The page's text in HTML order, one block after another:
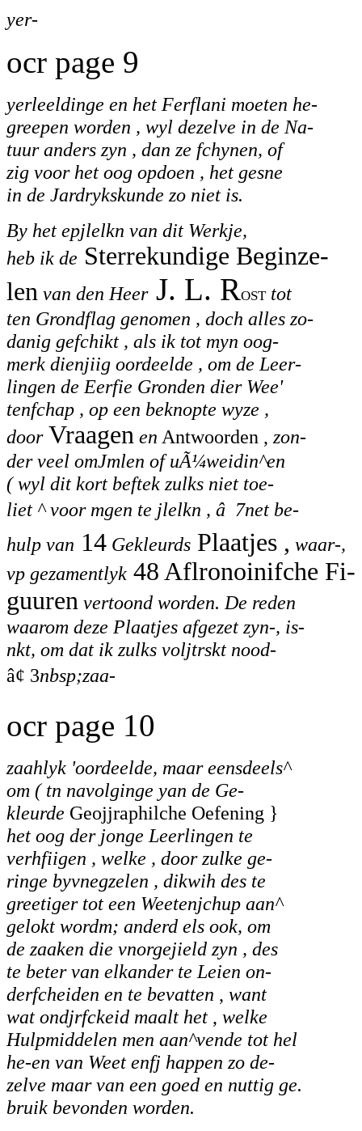
yer-
ocr page 9
yerleeldinge en het Ferflani moeten he-
greepen worden , wyl dezelve in de Na-
tuur anders zyn , dan ze fchynen, of
zig voor het oog opdoen , het gesne
in de Jardrykskunde zo niet is.
By het epjlelkn van dit Werkje,
heb ik de Sterrekundige Beginze-
len van den HeerJ. L. Rosttot
ten Grondflag genomen , doch alles zo-
danig gefchikt , als ik tot myn oog-
merk dienjiig oordeelde , om de Leer-
lingen de Eerfie Gronden dier Wee'
tenfchap , op een beknopte wyze ,
doorVraagen en Antwoorden , zon-
der veel omJmlen of uÃ¼weidin^en
( wyl dit kort beftek zulks niet toe-
liet ^ voor mgen te jlelkn , â 7net be-
hulp van 14 Gekleurds Plaatjes , waar-,
vp gezamentlyk 48 Aflronoinifche Fi-
guuren vertoond worden. De reden
waarom deze Plaatjes afgezet zyn-, is-
nkt, om dat ik zulks voljtrskt nood-
â¢ 3nbsp;zaa-
ocr page 10
zaahlyk 'oordeelde, maar eensdeels^
om ( tn navolginge yan de Ge-
kleurde Geojjraphilche Oefening }
het oog der jonge Leerlingen te
verhfiigen , welke , door zulke ge-
ringe byvnegzelen , dikwih des te
greetiger tot een Weetenjchup aan^
gelokt wordm; anderd els ook, om
de zaaken die vnorgejield zyn , des
te beter van elkander te Leien on-
derfcheiden en te bevatten , want
wat ondjrfckeid maalt het , welke
Hulpmiddelen men aan^vende tot hel
he-en van Weet enfj happen zo de-
zelve maar van een goed en nuttig ge.
bruik bevonden worden.